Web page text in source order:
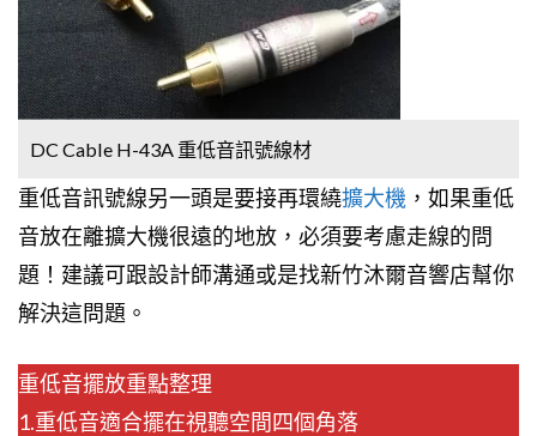
DC Cable H-43A 重低音訊號線材
重低音訊號線另一頭是要接再環繞擴大機 ，如果重低
音放在離擴大機很遠的地放，必須要考慮走線的問
題！建議可跟設計師溝通或是找新竹沐爾音響店幫你
解決這問題。
重低音擺放重點整理
1.重低音適合擺在視聽空間四個角落